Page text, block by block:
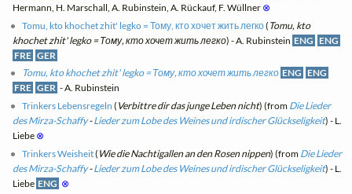
Hermann, H. Marschall, A. Rubinstein, A. Rückauf, F. Wüllner ⊗
Tomu, kto khochet zhit' legko = Тому, кто хочет жить легко( Tomu, kto
khochet zhit' legko = Тому, кто хочет жить легко) - A. Rubinstein ENG ENG
FRE GER
Tomu, kto khochet zhit' legko = Тому, кто хочет жить легко ENG ENG
FRE GER - A. Rubinstein
Trinkers Lebensregeln ( Verbittre dir das junge Leben nicht) (from Die Lieder
des Mirza-Schaffy-Lieder zum Lobe des Weines und irdischer Glückseligkeit) - L.
Liebe ⊗
Trinkers Weisheit( Wie die Nachtigallen an den Rosen nippen) (from Die Lieder
des Mirza-Schaffy-Lieder zum Lobe des Weines und irdischer Glückseligkeit) - L.
Liebe ENG ⊗